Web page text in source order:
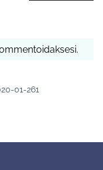
01-261